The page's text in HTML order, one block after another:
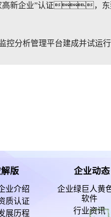
高新企业”认证，
控分析管理平台建成并试运
版
业介绍
质认证
展历程
企业动态
企业绿巨人黄
软件
行业资讯